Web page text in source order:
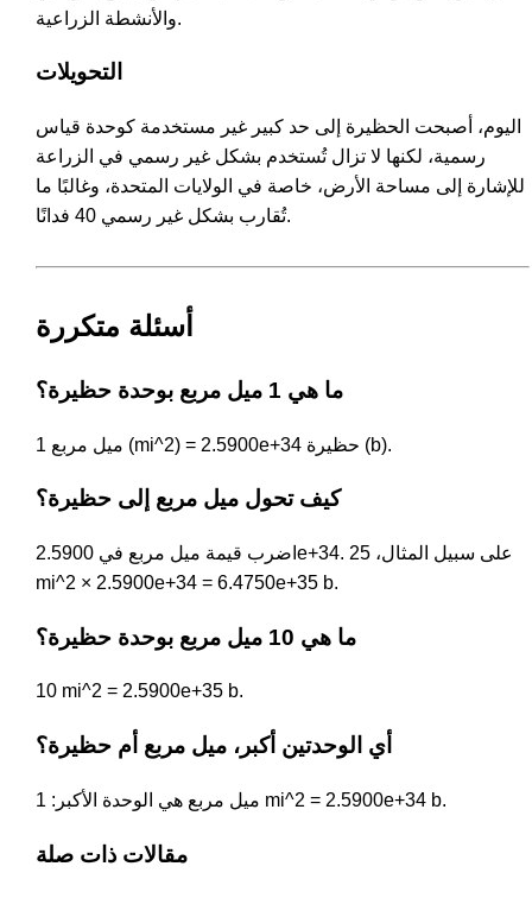
والأنشطة الزراعية.
التحويلات
اليوم، أصبحت الحظيرة إلى حد كبير غير مستخدمة كوحدة قياس
رسمية، لكنها لا تزال تُستخدم بشكل غير رسمي في الزراعة
للإشارة إلى مساحة الأرض، خاصة في الولايات المتحدة، وغالبًا ما
تُقارب بشكل غير رسمي 40 فدانًا.
أسئلة متكررة
ما هي 1 ميل مربع بوحدة حظيرة؟
1 ميل مربع (mi^2) = 2.5900e+34 حظيرة (b).
كيف تحول ميل مربع إلى حظيرة؟
اضرب قيمة ميل مربع في 2.5900e+34. على سبيل المثال، 25
mi^2 × 2.5900e+34 = 6.4750e+35 b.
ما هي 10 ميل مربع بوحدة حظيرة؟
10 mi^2 = 2.5900e+35 b.
أي الوحدتين أكبر، ميل مربع أم حظيرة؟
ميل مربع هي الوحدة الأكبر: 1 mi^2 = 2.5900e+34 b.
مقالات ذات صلة